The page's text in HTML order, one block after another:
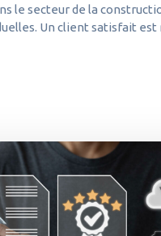
le secteur de la
Un client satisfait est